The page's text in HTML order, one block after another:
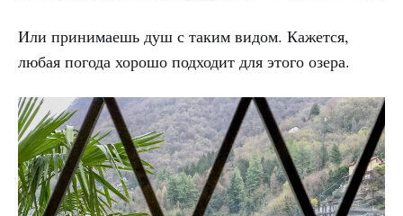
Или принимаешь душ с таким видом. Кажется,
любая погода хорошо подходит для этого озера.